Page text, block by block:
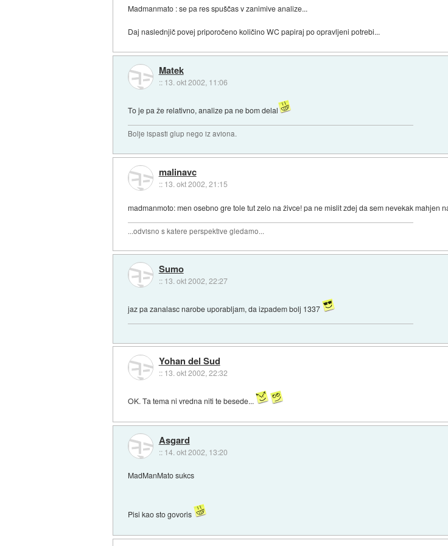
Madmanmato : se pa res spuščas v zanimive analize...
Daj naslednjič povej priporočeno količino WC papiraj po opravljeni potrebi...
Matek
:: 13. okt 2002, 11:06
To je pa že relativno, analize pa ne bom delal
Bolje ispasti glup nego iz aviona.
malinavc
:: 13. okt 2002, 21:15
madmanmoto: men osebno gre tole tut zelo na živce! pa ne mislit zdej da sem nevekak mahjen
...odvisno s katere perspektive gledamo...
Sumo
:: 13. okt 2002, 22:27
jaz pa zanalasc narobe uporabljam, da izpadem bolj 1337
Yohan del Sud
:: 13. okt 2002, 22:32
OK. Ta tema ni vredna niti te besede...
Asgard
:: 14. okt 2002, 13:20
MadManMato sukcs
Pisi kao sto govoris